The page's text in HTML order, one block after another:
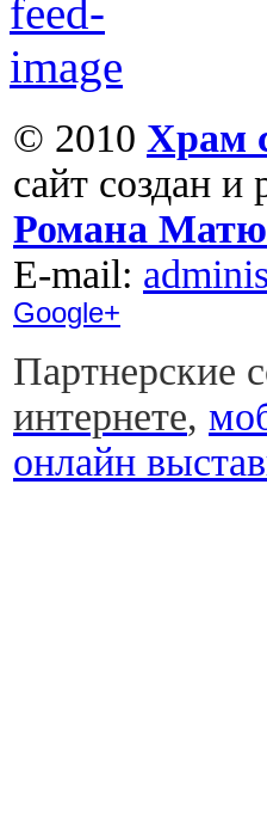
© 2010 Храм
сайт создан и
Романа
Е-mail:
Google+
Партнерские
интернете,
онлайн